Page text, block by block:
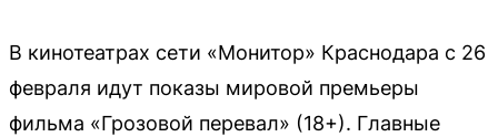
В кинотеатрах сети «Монитор» Краснодара с 26
февраля идут показы мировой премьеры
фильма «Грозовой перевал» (18+). Главные